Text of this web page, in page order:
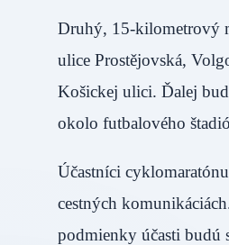
Druhý, 15-kilometrový
ulice Prostějovská,
Košickej ulici. Ďalej
okolo futbalového
Účastníci
cestných
podmienky účasti budú